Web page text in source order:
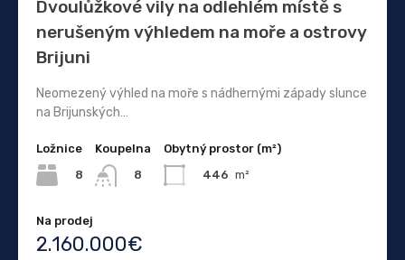
Dvoulůžkové vily na odlehlém místě s
nerušeným výhledem na moře a ostrovy
Brijuni
Neomezený výhled na moře s nádhernými západy slunce
na Brijunských…
Ložnice
8
Koupelna
8
Obytný prostor (m²)
446 m²
Na prodej
2.160.000€